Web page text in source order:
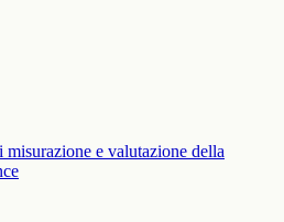
misurazione e valutazione della